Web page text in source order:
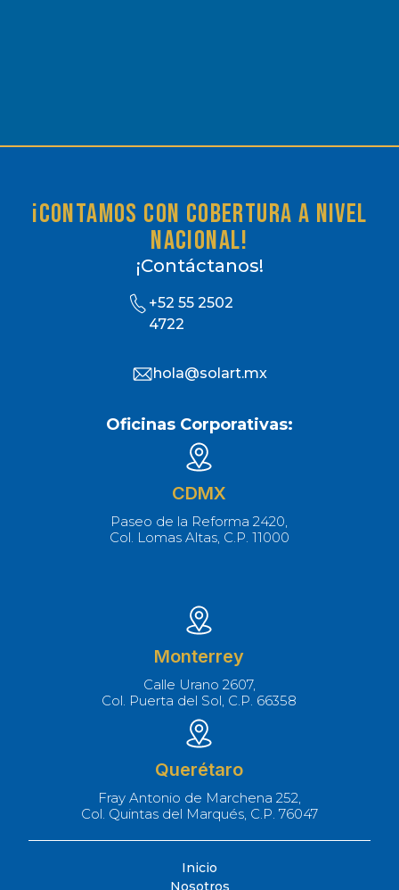
¡Contamos con cobertura a nivel
nacional!
¡Contáctanos!
+52 55 2502
4722
hola@solart.mx
Oficinas Corporativas:
CDMX
Paseo de la Reforma 2420,
Col. Lomas Altas, C.P. 11000
Monterrey
Calle Urano 2607,
Col. Puerta del Sol, C.P. 66358
Querétaro
Fray Antonio de Marchena 252,
Col. Quintas del Marqués, C.P. 76047
Inicio
Nosotros